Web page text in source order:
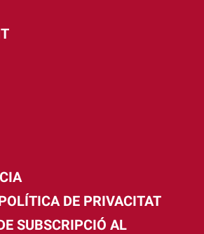
DE PRIVACITAT
SUBSCRIPCIÓ AL